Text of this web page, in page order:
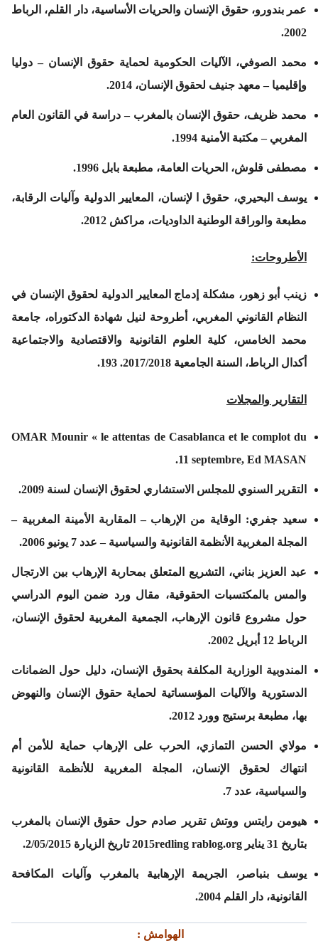
عمر بندورو، حقوق الإنسان والحريات الأساسية، دار القلم، الرباط
2002.
محمد الصوفي، الآليات الحكومية لحماية حقوق الإنسان – دوليا
وإقليميا – معهد جنيف لحقوق الإنسان، 2014.
محمد ظريف، حقوق الإنسان بالمغرب – دراسة في القانون العام
المغربي – مكتبة الأمنية 1994.
مصطفى قلوش، الحريات العامة، مطبعة بابل 1996.
يوسف البحيري، حقوق ا لإنسان، المعايير الدولية وآليات الرقابة،
مطبعة والوراقة الوطنية الداوديات، مراكش 2012.
الأطروحات:
زينب أبو زهور، مشكلة إدماج المعايير الدولية لحقوق الإنسان في
النظام القانوني المغربي، أطروحة لنيل شهادة الدكتوراه، جامعة
محمد الخامس، كلية العلوم القانونية والاقتصادية والاجتماعية
أكدال الرباط، السنة الجامعية 2017/2018. 193.
التقارير والمجلات
OMAR Mounir « le attentas de Casablanca et le complot du
11 septembre, Ed MASAN.
التقرير السنوي للمجلس الاستشاري لحقوق الإنسان لسنة 2009.
سعيد جفري: الوقاية من الإرهاب – المقاربة الأمينة المغربية –
المجلة المغربية الأنظمة القانونية والسياسية – عدد 7 يونيو 2006.
عبد العزيز بناني، التشريع المتعلق بمحاربة الإرهاب بين الارتجال
والمس بالمكتسبات الحقوقية، مقال ورد ضمن اليوم الدراسي
حول مشروع قانون الإرهاب، الجمعية المغربية لحقوق الإنسان،
الرباط 12 أبريل 2002.
المندوبية الوزارية المكلفة بحقوق الإنسان، دليل حول الضمانات
الدستورية والآليات المؤسساتية لحماية حقوق الإنسان والنهوض
بها، مطبعة برستيج وورد 2012.
مولاي الحسن التمازي، الحرب على الإرهاب حماية للأمن أم
انتهاك لحقوق الإنسان، المجلة المغربية للأنظمة القانونية
والسياسية، عدد 7.
هيومن رايتس ووتش تقرير صادم حول حقوق الإنسان بالمغرب
بتاريخ 31 يناير 2015redling rablog.org تاريخ الزيارة 2/05/2015.
يوسف بنباصر، الجريمة الإرهابية بالمغرب وآليات المكافحة
القانونية، دار القلم 2004.
الهوامش :